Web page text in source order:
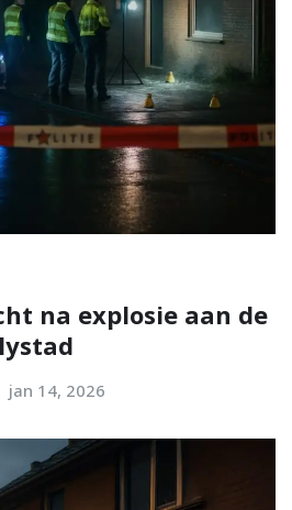
na explosie aan de
jan 14, 2026